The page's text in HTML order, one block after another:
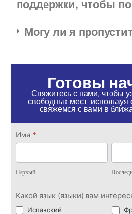
поддержки, чтобы
Могу ли я
Готовы
Свяжитесь с нами, чтобы
свободных мест,
свяжемся с вами в
Свяжитесь
с нами
Имя *
Первый
Какой язык (языки) вам
Испанский